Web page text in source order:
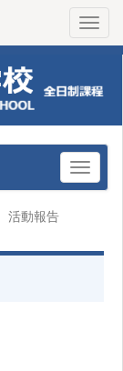
活動報告